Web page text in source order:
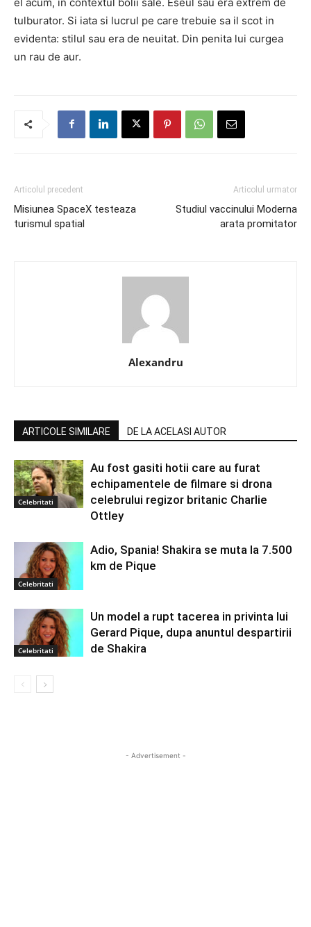
tulburator. Si iata si lucrul pe care trebuie sa il scot in
evidenta: stilul sau era de neuitat. Din penita lui curgea
un rau de aur.
Articolul precedent
Misiunea SpaceX testeaza
turismul spatial
Articolul urmator
Studiul vaccinului Moderna
arata promitator
Alexandru
ARTICOLE SIMILARE DE LA ACELASI AUTOR
Celebritati
Au fost gasiti hotii care au furat
echipamentele de filmare si drona
celebrului regizor britanic Charlie
Ottley
Celebritati
Adio, Spania! Shakira se muta la 7.500
km de Pique
Celebritati
Un model a rupt tacerea in privinta lui
Gerard Pique, dupa anuntul despartirii
de Shakira
- Advertisement -